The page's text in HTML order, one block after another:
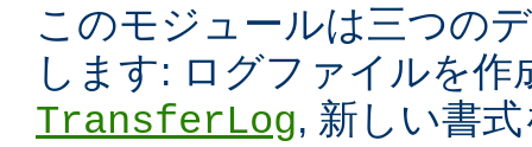
このモジュールは三つの
します: ログファイルを作
TransferLog, 新しい書